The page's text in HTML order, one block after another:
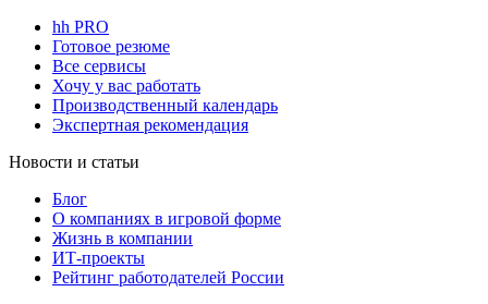
hh PRO
Готовое резюме
Все сервисы
Хочу у вас работать
Производственный календарь
Экспертная рекомендация
Новости и статьи
Блог
О компаниях в игровой форме
Жизнь в компании
ИТ-проекты
Рейтинг работодателей России